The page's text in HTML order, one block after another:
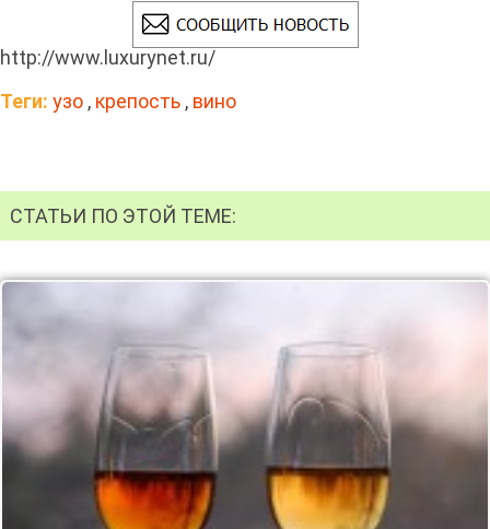
http://www.luxurynet.ru/
Теги: узо , крепость , вино
СТАТЬИ ПО ЭТОЙ ТЕМЕ: